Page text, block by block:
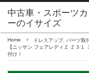
Home ドレスアップ, パーツ取
【ニッサン フェアレディＺ Ｚ３１
付け！